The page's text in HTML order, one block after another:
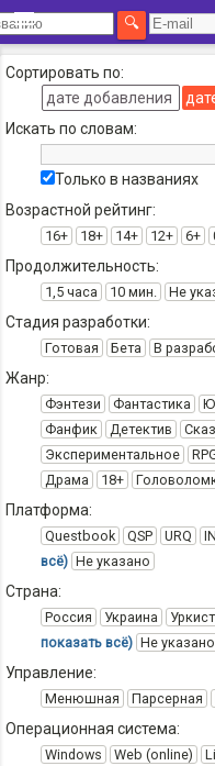
Сортировать по:
дате добавления
Искать по словам:
Только в названиях
Возрастной рейтинг:
16+ 18+ 14+ 12+ 6+
Продолжительность:
1,5 часа 10 мин. Не
Стадия разработки:
Готовая Бета В
Жанр:
Фэнтези Фантастика
Фанфик
Детектив
Экспериментальное
Драма
18+
Платформа:
Questbook QSP URQ
всё) Не указано
Страна:
Россия Украина
показать всё) Не указано
Управление:
Менюшная Парсерная
Операционная система:
Windows Web (online)